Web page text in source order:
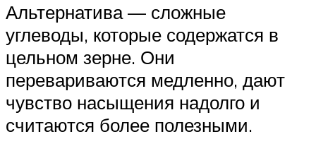
Альтернатива — сложные
углеводы, которые содержатся в
цельном зерне. Они
перевариваются медленно, дают
чувство насыщения надолго и
считаются более полезными.